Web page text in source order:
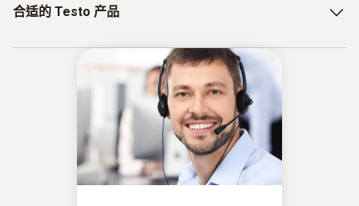
In diesem Prozessabschnitt wird die Temperatur der
Platten erhöht. Abhängig vom Produkt kann die
Temperatur hier auf 0 °C bis 15 °C ansteigen. Durch die
sehr langsame Erwärmung der Platten wird dem
Produkt die Flüssigkeit entzogen, ohne dabei zu
verflüssigen. Die Primärtrocknung ist der wichtigste und
zugleich kritischste Prozessabschnitt in einer
Gefriertrocknung.
保健产品无菌加工的开发、验证和日常控制要求
DIN EN ISO 13480-3:
描述了冷冻干燥的所有相关规范
合适的 Testo 产品
testo 190/191系統，包括資料記錄儀，軟體和多功能箱
大測量資料記憶體，可進行長時間測量
測量範圍-50 ~ +140 °C，用於冷凍乾燥和SIP
使用0554 1907凍幹層板壓塊作為配件，結合資料記錄
儀testo 190 T3/T4 和 testo 191 T3/T4的柔性探頭，以